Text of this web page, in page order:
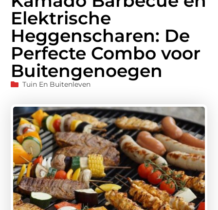
Elektrische
Heggenscharen: De
Perfecte Combo voor
Buitengenoegen
Tuin En Buitenleven